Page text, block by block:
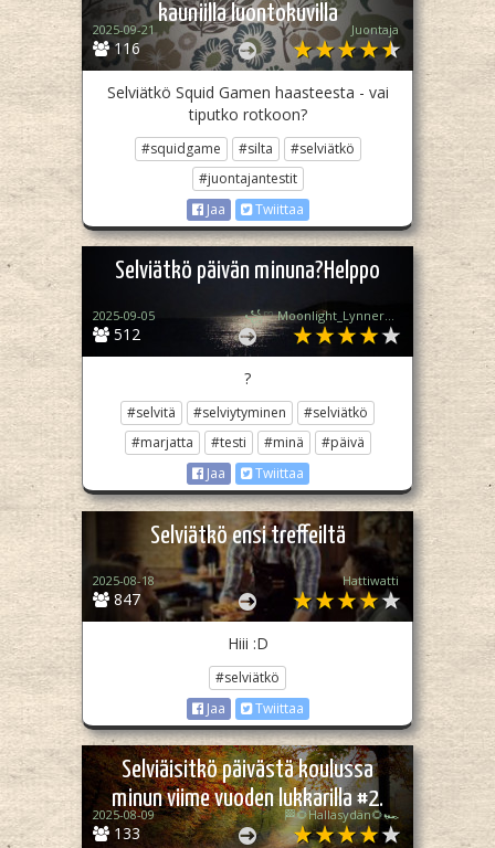
kauniilla luontokuvilla
116
2025-09-21 Juontaja
Selviätkö Squid Gamen haasteesta - vai
tiputko rotkoon?
#squidgame #silta
#selviätkö
#juontajantestit
Jaa
Twiittaa
Selviätkö päivän minuna?Helppo
512
2025-09-05 ꧁♡ Moonlight_Lynner_Lover ♡꧂
?
#selvitä #selviytyminen
#selviätkö
#marjatta
#testi #minä
#päivä
Jaa
Twiittaa
Selviätkö ensi treffeiltä
847
2025-08-18 Hattiwatti
Hiii :D
#selviätkö
Jaa
Twiittaa
Selviäisitkö päivästä koulussa
minun viime vuoden lukkarilla #2.
133
2025-08-09 🏁🌻Hallasydän🌻🏎️